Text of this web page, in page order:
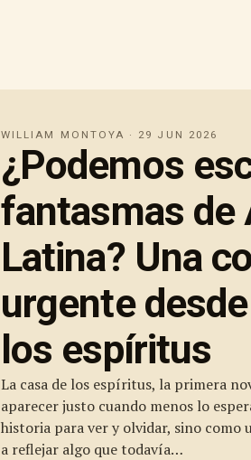
WILLIAM MONTOYA · 29 JUN 2026
¿Podemos
fantasmas de
Latina? Una
urgente
los espíritus
La casa de los espíritus, la primera
aparecer justo cuando menos lo
historia para ver y olvidar, sino como
a reflejar algo que todavía…